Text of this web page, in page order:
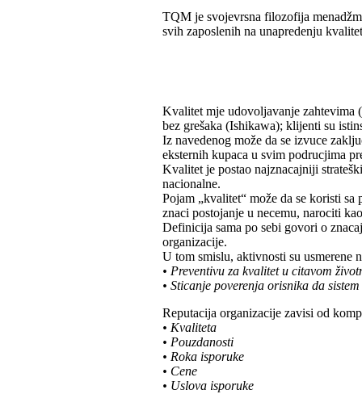
TQM je svojevrsna filozofija
svih zaposlenih na unapredenju
Kvalitet mje udovoljavanje zahtevima
bez grešaka (Ishikawa); klijenti su
Iz navedenog može da se izvuce
eksternih kupaca u svim podrucjima
Kvalitet je postao najznacajniji
nacionalne.
Pojam „kvalitet“ može da se koristi
znaci postojanje u necemu, narociti
Definicija sama po sebi govori o
organizacije.
U tom smislu, aktivnosti su usmerene
• Preventivu za kvalitet u citavom
• Sticanje poverenja orisnika da
Reputacija organizacije zavisi od
• Kvaliteta
• Pouzdanosti
• Roka isporuke
• Cene
• Uslova isporuke